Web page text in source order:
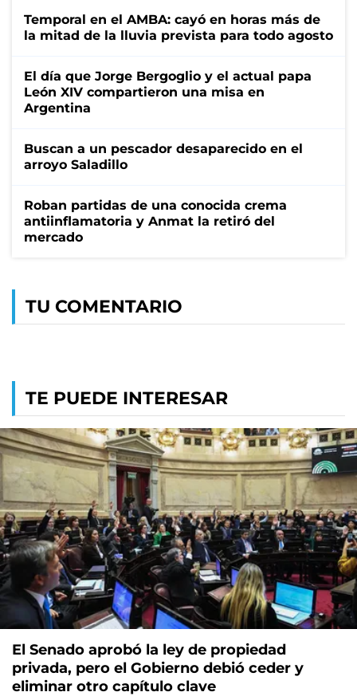
Temporal en el AMBA: cayó en horas más de
la mitad de la lluvia prevista para todo agosto
El día que Jorge Bergoglio y el actual papa
León XIV compartieron una misa en
Argentina
Buscan a un pescador desaparecido en el
arroyo Saladillo
Roban partidas de una conocida crema
antiinflamatoria y Anmat la retiró del
mercado
TU COMENTARIO
TE PUEDE INTERESAR
El Senado aprobó la ley de propiedad
privada, pero el Gobierno debió ceder y
eliminar otro capítulo clave